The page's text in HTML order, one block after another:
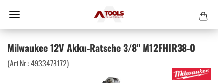
Milwaukee 12V Akku-Ratsche 3/8" M12FHIR38-0
(Art.Nr.:4933478172)